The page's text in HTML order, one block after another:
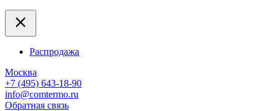
Распродажа
Москва
+7 (495) 643-18-90
info@comtermo.ru
Обратная связь